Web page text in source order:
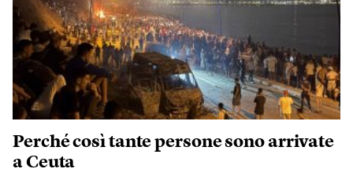
Perché così tante persone sono arrivate
a Ceuta